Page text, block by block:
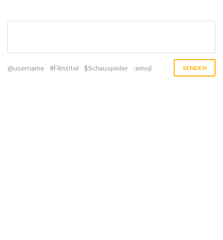
@username #Filmtitel $Schauspieler :emoji